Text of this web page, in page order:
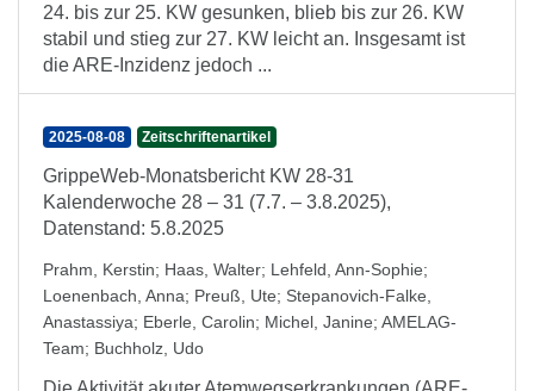
24. bis zur 25. KW gesunken, blieb bis zur 26. KW
stabil und stieg zur 27. KW leicht an. Insgesamt ist
die ARE-Inzidenz jedoch ...
2025-08-08 Zeitschriftenartikel
GrippeWeb-Monatsbericht KW 28-31
Kalenderwoche 28 – 31 (7.7. – 3.8.2025),
Datenstand: 5.8.2025
Prahm, Kerstin; Haas, Walter; Lehfeld, Ann-Sophie;
Loenenbach, Anna; Preuß, Ute; Stepanovich-Falke,
Anastassiya; Eberle, Carolin; Michel, Janine; AMELAG-
Team; Buchholz, Udo